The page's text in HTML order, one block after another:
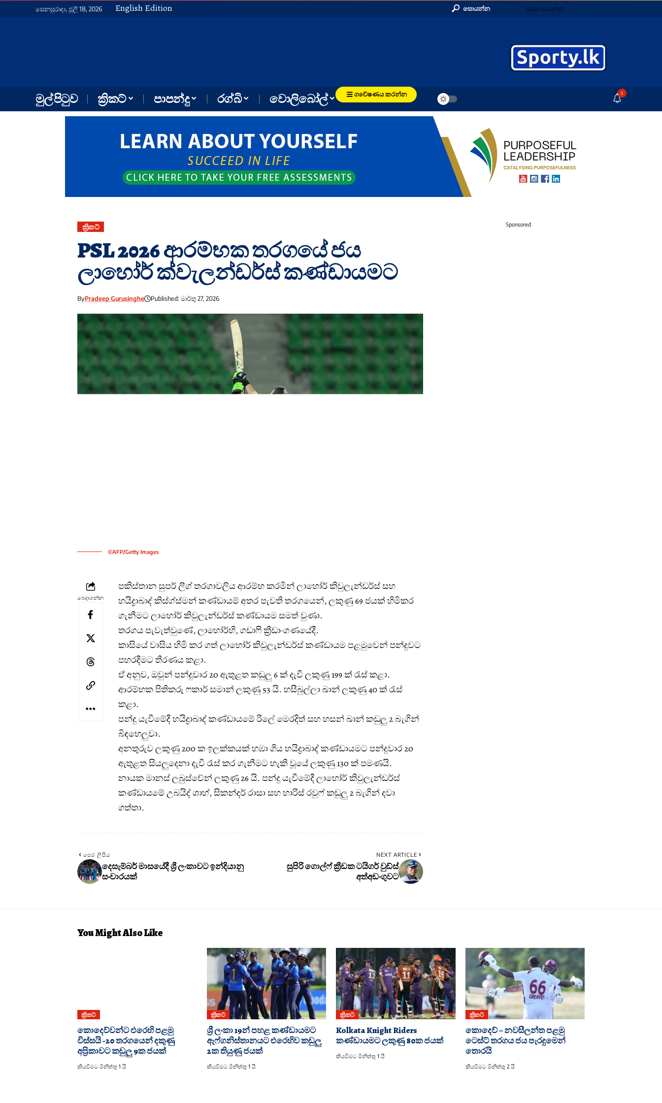
සෙනසුරාදා, ජූලි 18, 2026 English Edition සොයන්න පුරනය වන්න
මුල් පිටුව ක්‍රිකට් පාපන්දු රග්බි වොලිබෝල් ගවේෂණය කරන්න 2
ක්‍රිකට්
PSL 2026 ආරම්භක තරගයේ ජය
ලාහෝර් ක්වැලන්ඩර්ස් කණ්ඩායමට
ByPradeep Gurusinghe Published: මාර්තු 27, 2026
©AFP/Getty Images
බෙදාගන්න
පකිස්තාන සුපර් ලීග් තරගාවලිය ආරම්භ කරමින් ලාහෝර් කිවුලැන්ඩර්ස් සහ
හයිද්‍රාබාද් කිස්ග්ස්මන් කණ්ඩායම් අතර පැවති තරගයෙන්, ලකුණු 69 ජයක් හිමිකර
ගැනීමට ලාහෝර් කිවුලැන්ඩර්ස් කණ්ඩායම සමත් වුණා.
තරගය පැවැත්වුණේ, ලාහෝර්හි, ගඩාෆි ක්‍රීඩාංගණයේදී.
කාසියේ වාසිය හිමි කර ගත් ලාහෝර් කිවුලැන්ඩර්ස් කණ්ඩායම පළමුවෙන් පන්දුවට
පහරදීමට තීරණය කළා.
ඒ අනුව, ඔවුන් පන්දුවාර 20 ඇතුළත කඩුලු 6 ක් දැවී ලකුණු 199 ක් රැස් කළා.
ආරම්භක පිතිකරු ෆකාර් සමාන් ලකුණු 53 යි. හසීබුල්ලා ඛාන් ලකුණු 40 ක් රැස්
කළා.
පන්දු යැවීමේදී හයිද්‍රාබාද් කණ්ඩායමේ රිලේ මෙරදිත් සහ හසන් ඛාන් කඩුලු 2 බැගින්
බිඳහෙලුවා.
අනතුරුව ලකුණු 200 ක ඉලක්කයක් හඹා ගිය හයිද්‍රාබාද් කණ්ඩායමට පන්දුවාර 20
ඇතුළත සියලුදෙනා දැවී රැස් කර ගැනීමට හැකි වූයේ ලකුණු 130 ක් පමණයි.
නායක මානස් ලබුස්චේන් ලකුණු 26 යි. පන්දු යැවීමේදී ලාහෝර් කිවුලැන්ඩර්ස්
කණ්ඩායමේ උබයිද් ශාහ්, සිකන්දර් රාසා සහ හාරිස් රවුෆ් කඩුලු 2 බැගින් දවා
ගත්තා.
පෙර ලිපිය
දෙසැම්බර් මාසයේදී ශ්‍රී ලංකාවට ඉන්දියානු
සංචාරයක්
NEXT ARTICLE
සුපිරි ගොල්ෆ් ක්‍රීඩක ටයිගර් වුඩ්ස්
අත්අඩංගුවට
Sponsored
You Might Also Like
ක්‍රිකට්
කොදෙව්වන්ට එරෙහි පළමු
විස්සයි -20 තරගයෙන් දකුණු
අප්‍රිකාවට කඩුලු 9ක ජයක්
කියවීමට මිනිත්තු 1 යි
ක්‍රිකට්
ශ්‍රී ලංකා 19න් පහළ කණ්ඩායමට
ඇෆ්ගනිස්තානයට එරෙහිව කඩුලු
2ක තියුණු ජයක්
කියවීමට මිනිත්තු 1 යි
ක්‍රිකට්
Kolkata Knight Riders
කණ්ඩායමට ලකුණු 80ක ජයක්
කියවීමට මිනිත්තු 1 යි
ක්‍රිකට්
කොදෙව් – නවසීලන්ත පළමු
ටෙස්ට් තරගය ජය පැරදුමෙන්
තොරයි
කියවීමට මිනිත්තු 2 යි